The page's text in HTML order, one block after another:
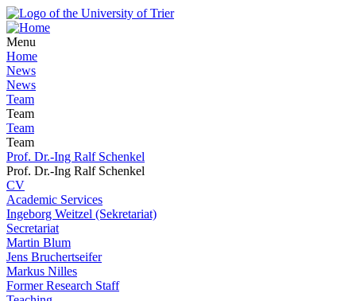
Menu
Home
News
News
Team
Team
Team
Team
Prof. Dr.-Ing Ralf Schenkel
Prof. Dr.-Ing Ralf Schenkel
CV
Academic Services
Ingeborg Weitzel (Sekretariat)
Secretariat
Martin Blum
Jens Bruchertseifer
Markus Nilles
Former Research Staff